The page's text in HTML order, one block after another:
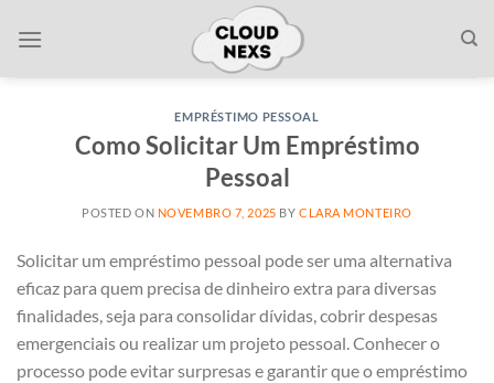
EMPRÉSTIMO PESSOAL
Como Solicitar Um Empréstimo
Pessoal
POSTED ON NOVEMBRO 7, 2025 BY CLARA MONTEIRO
Solicitar um empréstimo pessoal pode ser uma alternativa
eficaz para quem precisa de dinheiro extra para diversas
finalidades, seja para consolidar dívidas, cobrir despesas
emergenciais ou realizar um projeto pessoal. Conhecer o
processo pode evitar surpresas e garantir que o empréstimo